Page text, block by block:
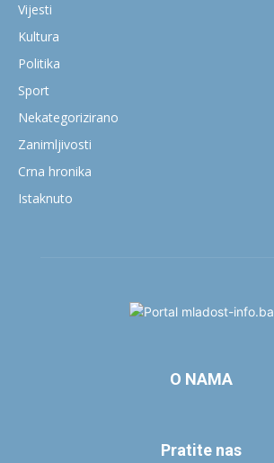
Vijesti
Kultura
Politika
Sport
Nekategorizirano
Zanimljivosti
Crna hronika
Istaknuto
O NAMA
Pratite nas